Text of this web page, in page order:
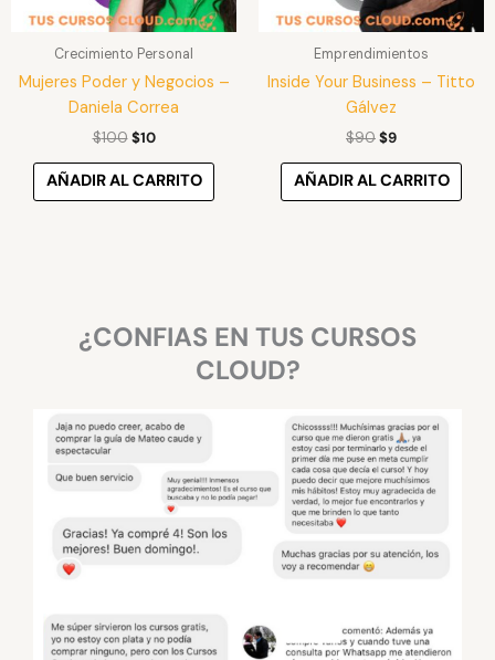
Crecimiento Personal
Mujeres Poder y Negocios –
Daniela Correa
$100 $10
AÑADIR AL CARRITO
Emprendimientos
Inside Your Business – Titto
Gálvez
$90$9
AÑADIR AL CARRITO
¿CONFIAS EN TUS CURSOS
CLOUD?